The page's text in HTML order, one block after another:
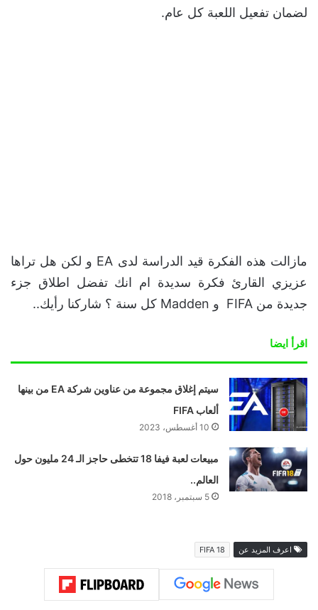
لضمان تفعيل اللعبة كل عام.
مازالت هذه الفكرة قيد الدراسة لدى EA و لكن هل تراها
عزيزي القارئ فكرة سديدة ام انك تفضل اطلاق جزء
جديدة من FIFA و Madden كل سنة ؟ شاركنا رأيك..
اقرأ ايضا
سيتم إغلاق مجموعة من عناوين شركة EA من بينها
ألعاب FIFA
10 أغسطس، 2023
مبيعات لعبة فيفا 18 تتخطى حاجز الـ 24 مليون حول
العالم..
5 سبتمبر، 2018
اعرف المزيد عن FIFA 18